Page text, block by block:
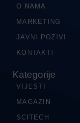
O NAMA
MARKETING
JAVNI POZIVI
KONTAKTI
Kategorije
VIJESTI
MAGAZIN
SCITECH